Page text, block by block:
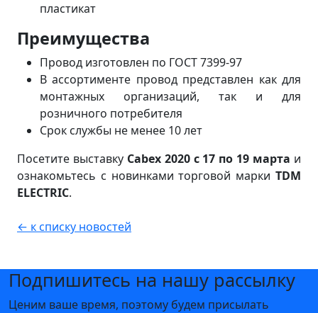
пластикат
Преимущества
Провод изготовлен по ГОСТ 7399-97
В ассортименте провод представлен как для
монтажных организаций, так и для
розничного потребителя
Срок службы не менее 10 лет
Посетите выставкуCabex 2020 с 17 по 19 марта и
ознакомьтесь с новинками торговой марки TDM
ELECTRIC.
← к списку новостей
Подпишитесь на нашу рассылку
Ценим ваше время, поэтому будем присылать